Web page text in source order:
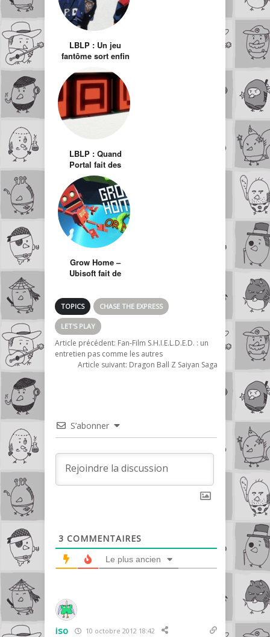
LBLP : Un jeu
fantôme sort enfin
Evil 1.5 !
LBLP : Quand
Portal fait des
petits…
Grow Home –
Ubisoft fait de
TOPICS CHASE THE EXPRESS
LET'S PLAY
Article précédent: Fan-Film S.H.I.E.L.D.E.D. : un
entretien pas comme les autres
Article suivant: Dragon Ball Z Saiyan Saga
S’abonner
3 COMMENTAIRES
Le plus ancien
iso 10 octobre 2012 18:42